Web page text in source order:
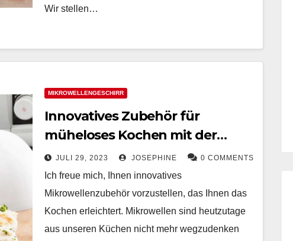
Wir stellen…
MIKROWELLENGESCHIRR
Innovatives Zubehör für
müheloses Kochen mit der
Mikrowelle
JULI 29, 2023 JOSEPHINE 0 COMMENTS
Ich freue mich, Ihnen innovatives
Mikrowellenzubehör vorzustellen, das Ihnen das
Kochen erleichtert. Mikrowellen sind heutzutage
aus unseren Küchen nicht mehr wegzudenken